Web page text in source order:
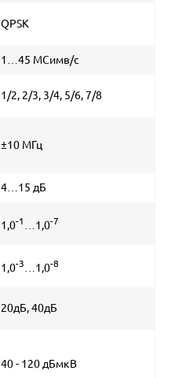
QPSK
1…45 МСимв/с
1/2, 2/3, 3/4, 5/6, 7/8
±10 МГц
4…15 дБ
1,0-1 …1,0-7
1,0-3 …1,0-8
20дБ, 40дБ
40 - 120 дБмкВ